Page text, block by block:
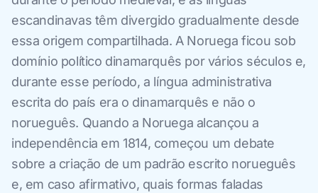
escandinavas têm divergido gradualmente desde
essa origem compartilhada. A Noruega ficou sob
domínio político dinamarquês por vários séculos e,
durante esse período, a língua administrativa
escrita do país era o dinamarquês e não o
norueguês. Quando a Noruega alcançou a
independência em 1814, começou um debate
sobre a criação de um padrão escrito norueguês
e, em caso afirmativo, quais formas faladas